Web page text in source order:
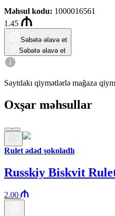
Məhsul kodu: 1000016561
1.45
Səbətə əlavə et
Səbətə əlavə et
Saytdakı qiymətlərlə mağaza
Oxşar məhsullar
Rulet ədəd şokoladlı
Russkiy Biskvit
2.00